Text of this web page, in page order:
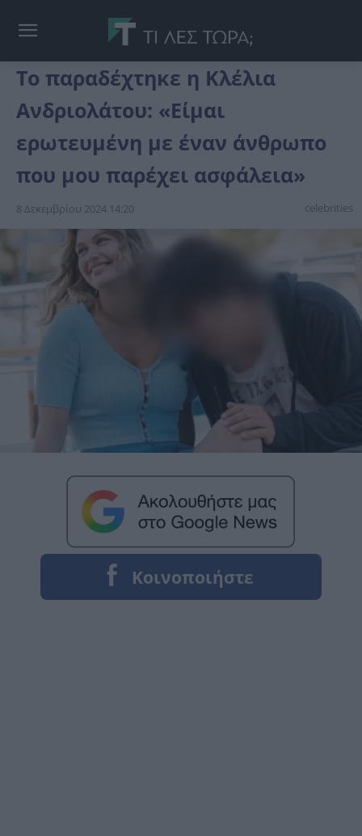
Το παραδέχτηκε η Κλέλια
Ανδριολάτου: «Είμαι
ερωτευμένη με έναν άνθρωπο
που μου παρέχει ασφάλεια»
8 Δεκεμβρίου 2024 14:20 celebrities